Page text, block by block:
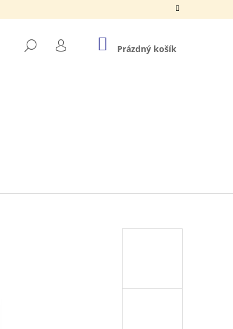
HLEDAT
PŘIHLÁŠENÍ
NÁKUPNÍ
KOŠÍK
Prázdný košík